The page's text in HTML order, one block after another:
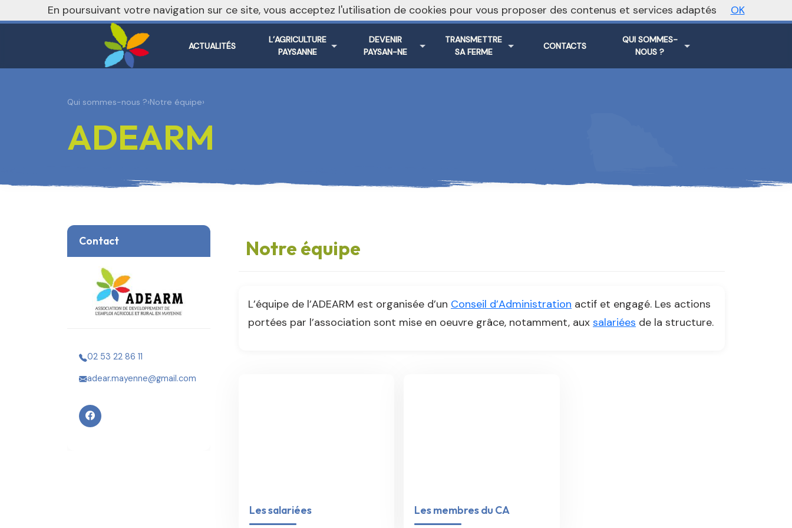
Vers le site national
ACTUALITÉS
L’AGRICULTURE
PAYSANNE
DEVENIR
PAYSAN-NE
TRANSMETTRE
SA FERME
CONTACTS
QUI SOMMES-
NOUS ?
nivo_2026: 1
Qui sommes-nous ?›Notre équipe›
ADEARM
Contact
02 53 22 86 11
adear.mayenne@gmail.com
Notre équipe
L’équipe de l’ADEARM est organisée d’un Conseil d’Administration actif et engagé. Les actions
portées par l’association sont mise en oeuvre grâce, notamment, aux salariées de la structure.
Les salariées Les membres du CA
En poursuivant votre navigation sur ce site, vous acceptez l'utilisation de cookies pour vous proposer des contenus et services adaptés OK